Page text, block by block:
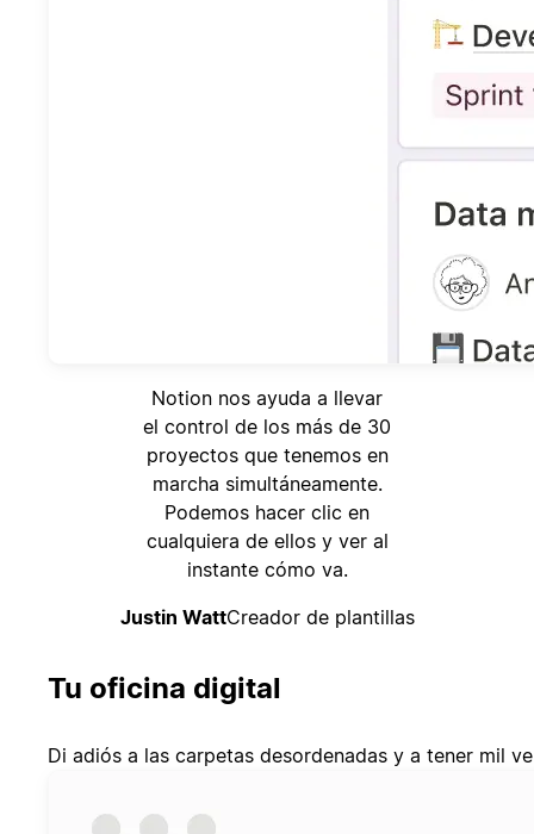
Notion nos ayuda a llevar
el control de los más de 30
proyectos que tenemos en
marcha simultáneamente.
Podemos hacer clic en
cualquiera de ellos y ver al
instante cómo va.
Justin WattCreador de plantillas
Tu oficina digital
Di adiós a las carpetas desordenadas y a tener mil